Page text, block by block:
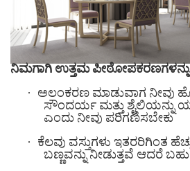
ನಿಮಗಾಗಿ ಉತ್ತಮ ಪೀಠೋಪಕರಣಗಳನ್ನು
·
ಅಲಂಕರಣ ಮಾಡುವಾಗ ನೀವು
ಸೌಂದರ್ಯ ಮತ್ತು ಶೈಲಿಯನ್ನು
ಎಂದು ನೀವು ಪರಿಗಣಿಸಬೇಕು
·
ಕೆಲವು ವಸ್ತುಗಳು ಇತರರಿಗಿಂತ
ಬಣ್ಣವನ್ನು ನೀಡುತ್ತವೆ ಆದರೆ